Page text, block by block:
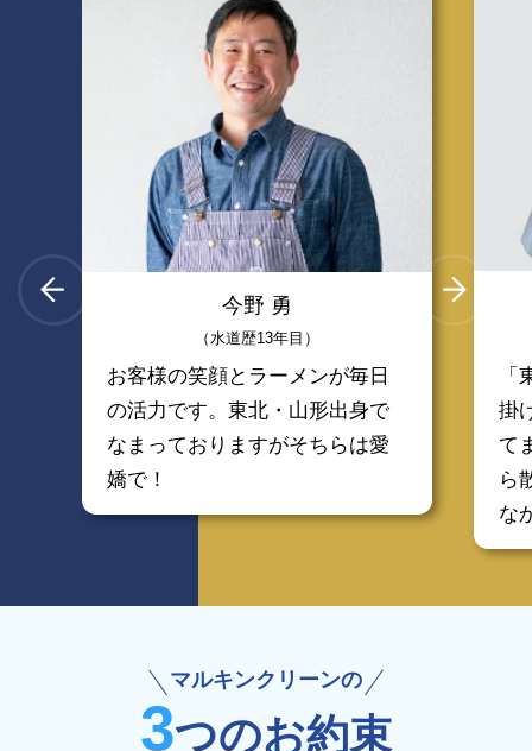
今野 勇
（水道歴13年目）
お客様の笑顔とラーメンが毎日
の活力です。東北・山形出身で
なまっておりますがそちらは愛
嬌で！
掛
て
ら
な
マルキンクリーンの
3つのお約束